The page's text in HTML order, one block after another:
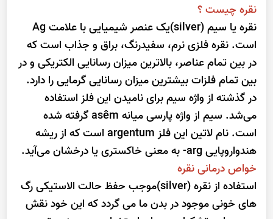
نقره چیست ؟
نقره یا سیم (silver)یک عنصر شیمیایی با علامت Ag
است. نقره فلزی نرم، سفیدرنگ، براق و جذاب است که
در بین تمام عناصر، بالاترین میزان رسانایی الکتریکی و در
بین تمام فلزات بیشترین میزان رسانایی گرمایی را دارد.
در گذشته از واژه سیمبرای نامیدن این فلز استفاده
می‌شد. سیم از واژه پارسی میانه asêm گرفته شده
است. نام لاتین این فلز argentum است که از ریشه
هندواروپاییarg- به معنی خاکستری یا درخشان می‌آید.
خواص درمانی نقره
استفاده از نقره (silver)موجب حفظ حالت الاستیکی رگ
های خونی موجود در بدن ما می گردد که این خود نقش